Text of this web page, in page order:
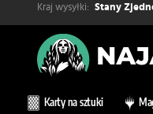
Kraj wysyłki: Stany
Karty na sztuki